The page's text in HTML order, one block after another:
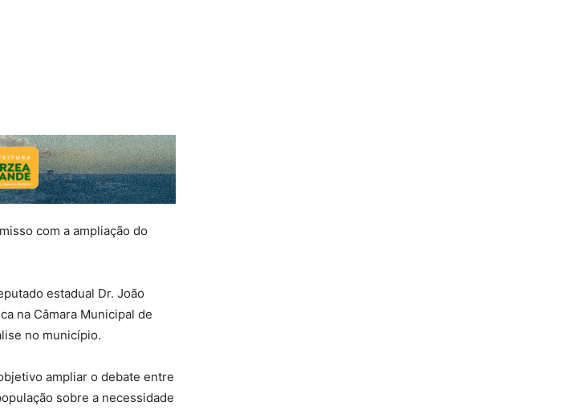
com a ampliação do
estadual Dr. João
na Câmara Municipal de
no município.
ampliar o debate entre
sobre a necessidade